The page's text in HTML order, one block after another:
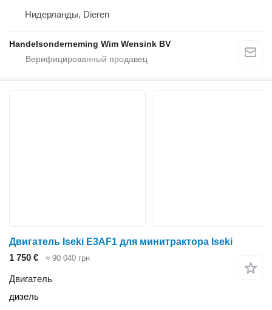
Нидерланды, Dieren
Handelsonderneming Wim Wensink BV
Двигатель Iseki E3AF1 для минитрактора Iseki
1 750 €
≈ 90 040 грн
Двигатель
дизель